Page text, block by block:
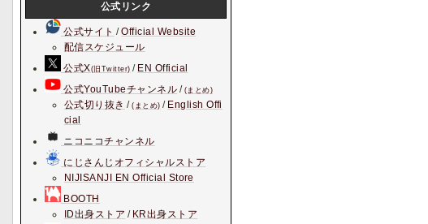
公式リンク
公式サイト /Official Website
配信スケジュール
公式X(旧Twitter) / EN Official
公式YouTubeチャンネル / (まとめ)
公式切り抜き /(まとめ) / English Offi
cial
ニコニコチャンネル
にじさんじオフィシャルストア
NIJISANJI EN Official Store
BOOTH
ID出身ストア / KR出身ストア